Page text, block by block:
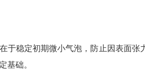
于稳定初期微小气泡，防止因表面
基础。